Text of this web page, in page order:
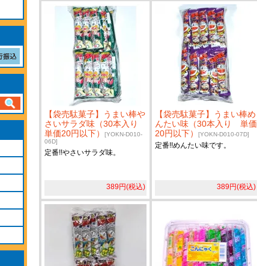
【袋売駄菓子】うまい棒や
さいサラダ味（30本入り
単価20円以下）
[YOKN-D010-
06D]
定番!!やさいサラダ味。
389円(税込)
【袋売駄菓子】うまい棒め
んたい味（30本入り 単価
20円以下）
[YOKN-D010-07D]
定番!!めんたい味です。
389円(税込)